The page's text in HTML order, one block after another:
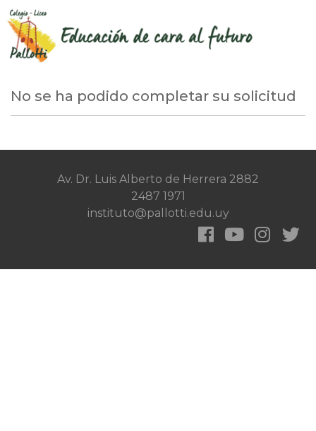
No se ha podido completar su solicitud
Av. Dr. Luis Alberto de Herrera 2882
2487 1971
instituto@pallotti.edu.uy